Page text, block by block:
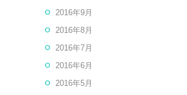
2016年9月
2016年8月
2016年7月
2016年6月
2016年5月